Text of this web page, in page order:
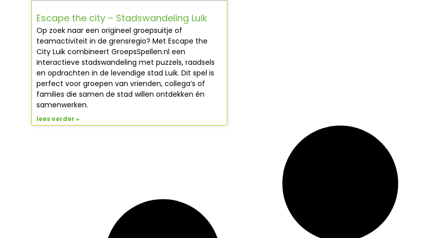
Escape the city – Stadswandeling Luik
Op zoek naar een origineel groepsuitje of
teamactiviteit in de grensregio? Met Escape the
City Luik combineert GroepsSpellen.nl een
interactieve stadswandeling met puzzels, raadsels
en opdrachten in de levendige stad Luik. Dit spel is
perfect voor groepen van vrienden, collega’s of
families die samen de stad willen ontdekken én
samenwerken.
lees verder »